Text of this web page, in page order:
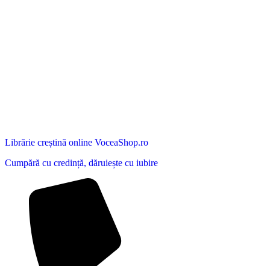
Librărie creștină online VoceaShop.ro
Cumpără cu credință, dăruiește cu iubire